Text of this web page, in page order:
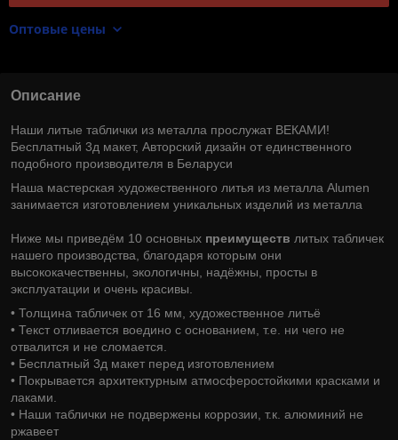
Оптовые цены
Описание
Наши литые таблички из металла прослужат ВЕКАМИ!
Бесплатный 3д макет, Авторский дизайн от единственного
подобного производителя в Беларуси
Наша мастерская художественного литья из металла Alumen
занимается изготовлением уникальных изделий из металла
Ниже мы приведём 10 основных преимуществ литых табличек
нашего производства, благодаря которым они
высококачественны, экологичны, надёжны, просты в
эксплуатации и очень красивы.
• Толщина табличек от 16 мм, художественное литьё
• Текст отливается воедино с основанием, т.е. ни чего не
отвалится и не сломается.
• Бесплатный 3д макет перед изготовлением
• Покрывается архитектурным атмосферостойкими красками и
лаками.
• Наши таблички не подвержены коррозии, т.к. алюминий не
ржавеет